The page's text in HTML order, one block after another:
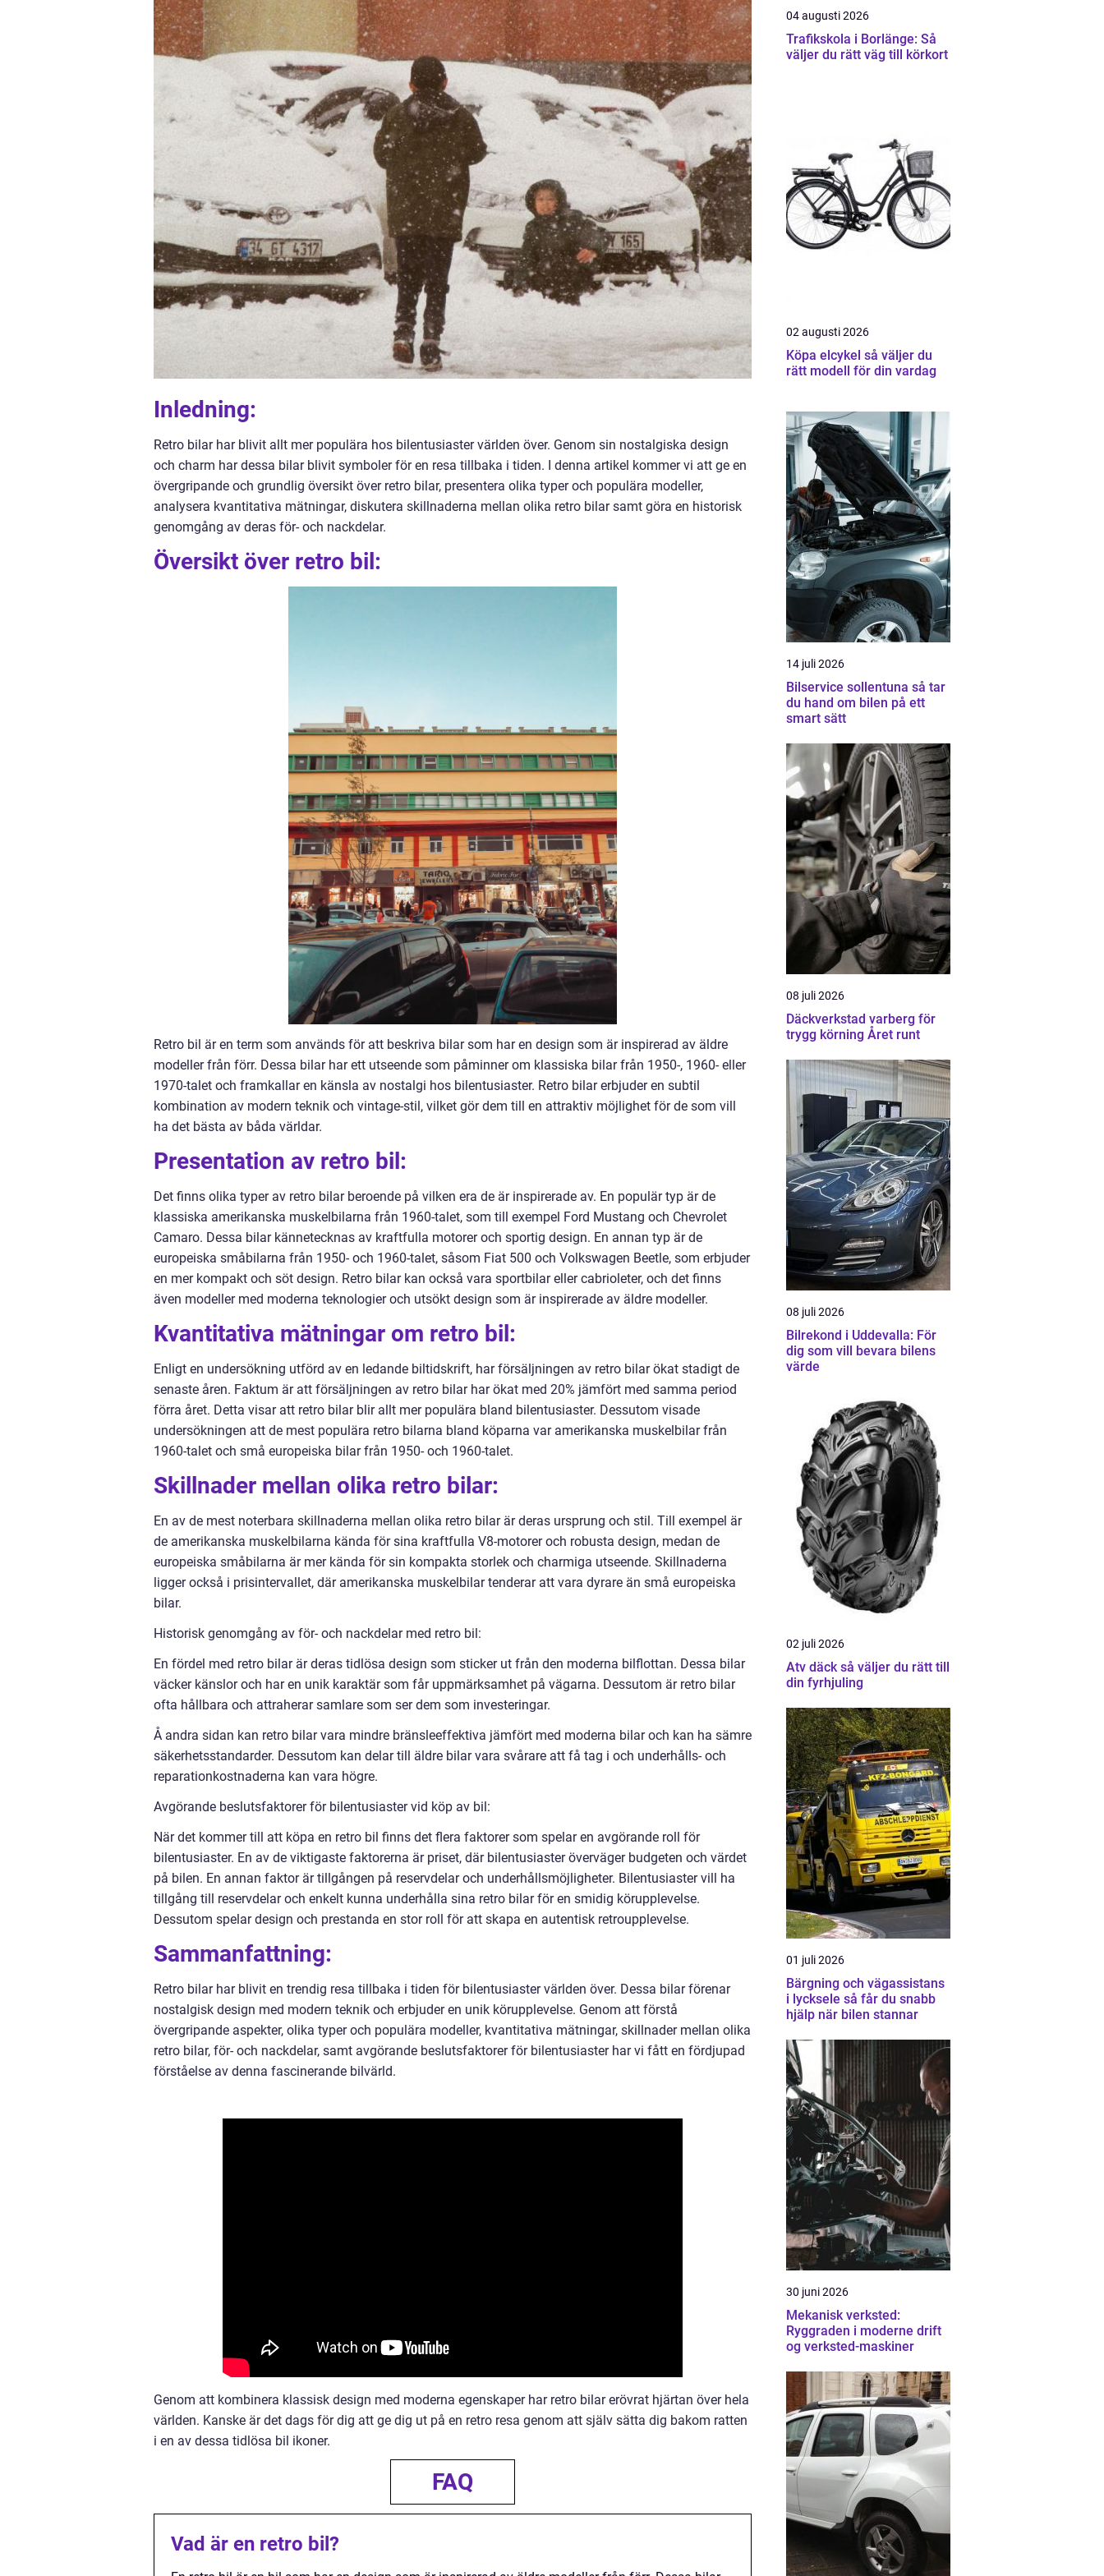
Inledning:
Retro bilar har blivit allt mer populära hos bilentusiaster världen över. Genom sin nostalgiska design
och charm har dessa bilar blivit symboler för en resa tillbaka i tiden. I denna artikel kommer vi att ge en
övergripande och grundlig översikt över retro bilar, presentera olika typer och populära modeller,
analysera kvantitativa mätningar, diskutera skillnaderna mellan olika retro bilar samt göra en historisk
genomgång av deras för- och nackdelar.
Översikt över retro bil:
Retro bil är en term som används för att beskriva bilar som har en design som är inspirerad av äldre
modeller från förr. Dessa bilar har ett utseende som påminner om klassiska bilar från 1950-, 1960- eller
1970-talet och framkallar en känsla av nostalgi hos bilentusiaster. Retro bilar erbjuder en subtil
kombination av modern teknik och vintage-stil, vilket gör dem till en attraktiv möjlighet för de som vill
ha det bästa av båda världar.
Presentation av retro bil:
Det finns olika typer av retro bilar beroende på vilken era de är inspirerade av. En populär typ är de
klassiska amerikanska muskelbilarna från 1960-talet, som till exempel Ford Mustang och Chevrolet
Camaro. Dessa bilar kännetecknas av kraftfulla motorer och sportig design. En annan typ är de
europeiska småbilarna från 1950- och 1960-talet, såsom Fiat 500 och Volkswagen Beetle, som erbjuder
en mer kompakt och söt design. Retro bilar kan också vara sportbilar eller cabrioleter, och det finns
även modeller med moderna teknologier och utsökt design som är inspirerade av äldre modeller.
Kvantitativa mätningar om retro bil:
Enligt en undersökning utförd av en ledande biltidskrift, har försäljningen av retro bilar ökat stadigt de
senaste åren. Faktum är att försäljningen av retro bilar har ökat med 20% jämfört med samma period
förra året. Detta visar att retro bilar blir allt mer populära bland bilentusiaster. Dessutom visade
undersökningen att de mest populära retro bilarna bland köparna var amerikanska muskelbilar från
1960-talet och små europeiska bilar från 1950- och 1960-talet.
Skillnader mellan olika retro bilar:
En av de mest noterbara skillnaderna mellan olika retro bilar är deras ursprung och stil. Till exempel är
de amerikanska muskelbilarna kända för sina kraftfulla V8-motorer och robusta design, medan de
europeiska småbilarna är mer kända för sin kompakta storlek och charmiga utseende. Skillnaderna
ligger också i prisintervallet, där amerikanska muskelbilar tenderar att vara dyrare än små europeiska
bilar.
Historisk genomgång av för- och nackdelar med retro bil:
En fördel med retro bilar är deras tidlösa design som sticker ut från den moderna bilflottan. Dessa bilar
väcker känslor och har en unik karaktär som får uppmärksamhet på vägarna. Dessutom är retro bilar
ofta hållbara och attraherar samlare som ser dem som investeringar.
Å andra sidan kan retro bilar vara mindre bränsleeffektiva jämfört med moderna bilar och kan ha sämre
säkerhetsstandarder. Dessutom kan delar till äldre bilar vara svårare att få tag i och underhålls- och
reparationkostnaderna kan vara högre.
Avgörande beslutsfaktorer för bilentusiaster vid köp av bil:
När det kommer till att köpa en retro bil finns det flera faktorer som spelar en avgörande roll för
bilentusiaster. En av de viktigaste faktorerna är priset, där bilentusiaster överväger budgeten och värdet
på bilen. En annan faktor är tillgången på reservdelar och underhållsmöjligheter. Bilentusiaster vill ha
tillgång till reservdelar och enkelt kunna underhålla sina retro bilar för en smidig körupplevelse.
Dessutom spelar design och prestanda en stor roll för att skapa en autentisk retroupplevelse.
Sammanfattning:
Retro bilar har blivit en trendig resa tillbaka i tiden för bilentusiaster världen över. Dessa bilar förenar
nostalgisk design med modern teknik och erbjuder en unik körupplevelse. Genom att förstå
övergripande aspekter, olika typer och populära modeller, kvantitativa mätningar, skillnader mellan olika
retro bilar, för- och nackdelar, samt avgörande beslutsfaktorer för bilentusiaster har vi fått en fördjupad
förståelse av denna fascinerande bilvärld.
Genom att kombinera klassisk design med moderna egenskaper har retro bilar erövrat hjärtan över hela
världen. Kanske är det dags för dig att ge dig ut på en retro resa genom att själv sätta dig bakom ratten
i en av dessa tidlösa bil ikoner.
FAQ
Vad är en retro bil?
04 augusti 2026
Trafikskola i Borlänge: Så
väljer du rätt väg till körkort
02 augusti 2026
Köpa elcykel så väljer du
rätt modell för din vardag
14 juli 2026
Bilservice sollentuna så tar
du hand om bilen på ett
smart sätt
08 juli 2026
Däckverkstad varberg för
trygg körning Året runt
08 juli 2026
Bilrekond i Uddevalla: För
dig som vill bevara bilens
värde
02 juli 2026
Atv däck så väljer du rätt till
din fyrhjuling
01 juli 2026
Bärgning och vägassistans
i lycksele så får du snabb
hjälp när bilen stannar
30 juni 2026
Mekanisk verksted:
Ryggraden i moderne drift
og verksted-maskiner